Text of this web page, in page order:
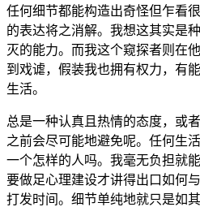
任何细节都能构造出奇怪但乍看
的表达将之消解。我想这其实是
灭的能力。而我这个窥探者则在
到戏谑，假装我也拥有权力，有
生活。
总是一种认真且热情的态度，或
之前会尽可能地避免呢。任何生
一个怎样的人吗。我毫无负担就
要做足心理建设才讲得出口如何
打发时间。细节单纯地就只是如